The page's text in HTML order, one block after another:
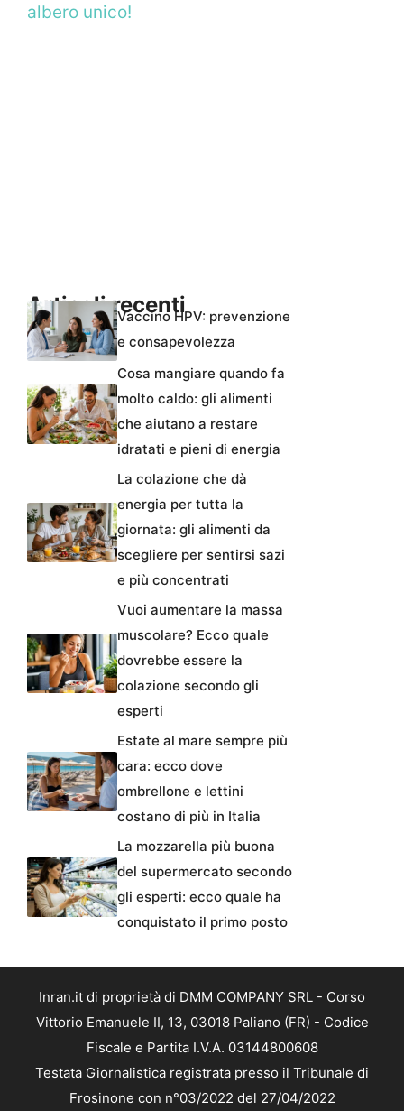
albero unico!
Articoli recentiVaccino HPV: prevenzione
e consapevolezza
Cosa mangiare quando fa
molto caldo: gli alimenti
che aiutano a restare
idratati e pieni di energia
La colazione che dà
energia per tutta la
giornata: gli alimenti da
scegliere per sentirsi sazi
e più concentrati
Vuoi aumentare la massa
muscolare? Ecco quale
dovrebbe essere la
colazione secondo gli
esperti
Estate al mare sempre più
cara: ecco dove
ombrellone e lettini
costano di più in Italia
La mozzarella più buona
del supermercato secondo
gli esperti: ecco quale ha
conquistato il primo posto
Inran.it di proprietà di DMM COMPANY SRL - Corso
Vittorio Emanuele II, 13, 03018 Paliano (FR) - Codice
Fiscale e Partita I.V.A. 03144800608
Testata Giornalistica registrata presso il Tribunale di
Frosinone con n°03/2022 del 27/04/2022